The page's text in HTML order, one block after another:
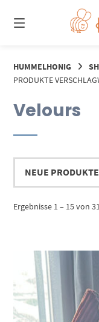
zum
Inhalt
HUMMELHONIG
PRODUKTE
Velours
Ergebnisse 1 – 15 von